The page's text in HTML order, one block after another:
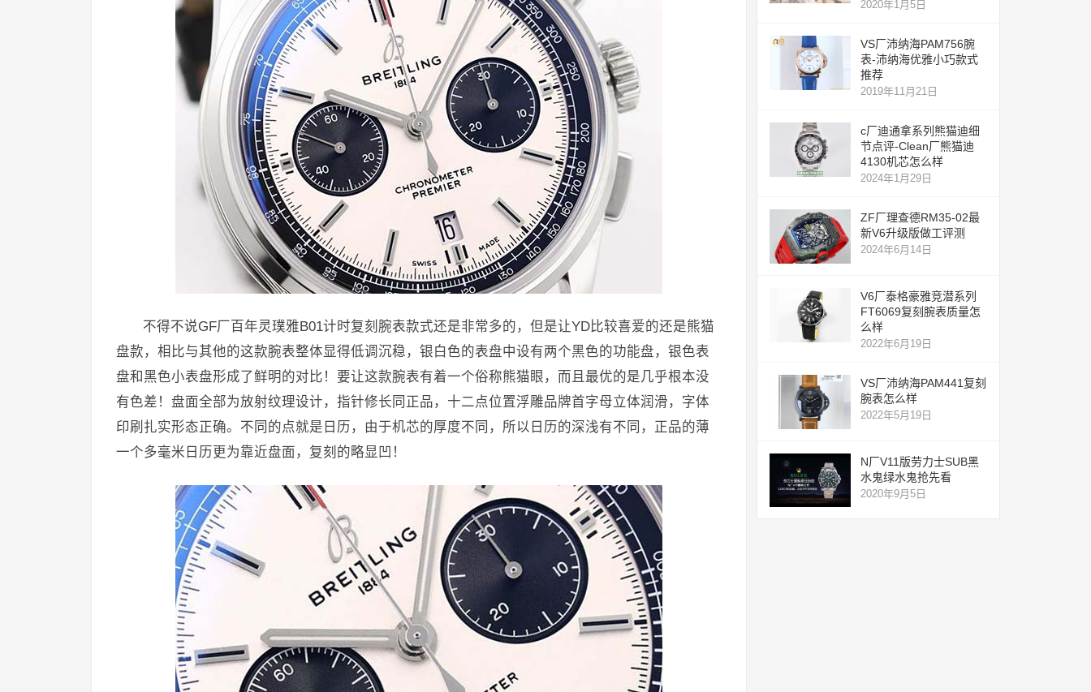
不得不说GF厂百年灵璞雅B01计时复刻腕表款式还是非常多的，但是让YD比较喜爱的还是熊猫
盘款，相比与其他的这款腕表整体显得低调沉稳，银白色的表盘中设有两个黑色的功能盘，银色表
盘和黑色小表盘形成了鲜明的对比！要让这款腕表有着一个俗称熊猫眼，而且最优的是几乎根本没
有色差！盘面全部为放射纹理设计，指针修长同正品，十二点位置浮雕品牌首字母立体润滑，字体
印刷扎实形态正确。不同的点就是日历，由于机芯的厚度不同，所以日历的深浅有不同，正品的薄
一个多毫米日历更为靠近盘面，复刻的略显凹！
2020年1月5日
VS厂沛纳海PAM756腕
表-沛纳海优雅小巧款式
推荐
2019年11月21日
c厂迪通拿系列熊猫迪细
节点评-Clean厂熊猫迪
4130机芯怎么样
2024年1月29日
ZF厂理查德RM35-02最
新V6升级版做工评测
2024年6月14日
V6厂泰格豪雅竞潜系列
FT6069复刻腕表质量怎
么样
2022年6月19日
VS厂沛纳海PAM441复刻
腕表怎么样
2022年5月19日
N厂V11版劳力士SUB黑
水鬼绿水鬼抢先看
2020年9月5日